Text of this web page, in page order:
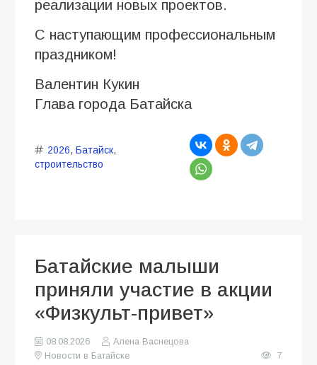
реализации новых проектов.
С наступающим профессиональным
праздником!
Валентин Кукин
Глава города Батайска
2026, Батайск,
строительство
Батайские малыши
приняли участие в акции
«Физкульт-привет»
08.08.2026
Алена Васнецова
Новости в Батайске
7